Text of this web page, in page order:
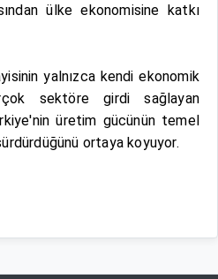
ülke ekonomisine katkı
yalnızca kendi ekonomik
sektöre girdi sağlayan
üretim gücünün temel
ortaya koyuyor.